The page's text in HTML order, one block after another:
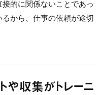
的に関係ないことであっ
から、仕事の依頼が途切
や収集がトレーニ